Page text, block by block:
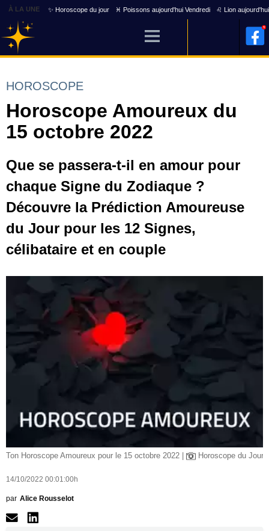
À LA UNE ✨ Horoscope du jour ♓ Poissons aujourd'hui Vendredi ♌ Lion
HOROSCOPE
Horoscope Amoureux du
15 octobre 2022
Que se passera-t-il en amour pour
chaque Signe du Zodiaque ?
Découvre la Prédiction Amoureuse
du Jour pour les 12 Signes,
célibataire et en couple
Ton Horoscope Amoureux pour le 15 octobre 2022 | Horoscope du Jour
14/10/2022 00:01:00h
par Alice Rousselot